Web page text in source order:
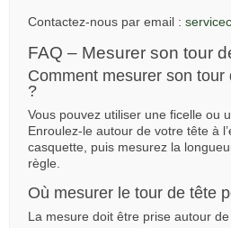
Contactez-nous par email :
FAQ – Mesurer son tour
Comment mesurer son
?
Vous pouvez utiliser une ficelle ou
Enroulez-le autour de votre tête à
casquette, puis mesurez la
règle.
Où mesurer le tour de tête
La mesure doit être prise autour